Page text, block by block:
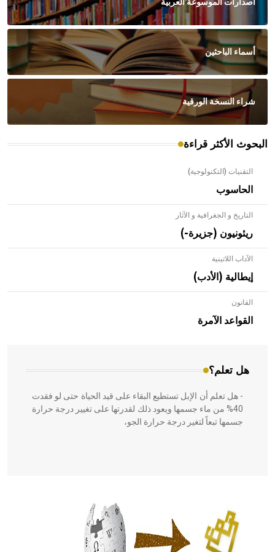
أسماء الباحثين
شراء النسخة الورقية
البحوث الأكثر قراءة
التقنيات (التكنولوجية)
الحاسوب
التاريخ و الجغرافية و الآثار
ريئونيون (جزيرة-)
الآداب اللاتينية
إيطالية (الأدب)
القانون
القواعد الآمرة
هل تعلم؟
- هل تعلم أن الأبلق نوع من الفنون الهندسية التي ارتبطت
بالعمارة الإسلامية في بلاد الشام ومصر خاصة، حيث يحرص
المعمار على بناء مداميكه وخاصة في الواجهات
- هل تعلم أن الإبل تستطيع البقاء على قيد الحياة حتى لو فقدت
40% من ماء جسمها ويعود ذلك لقدرتها على تغيير درجة حرارة
جسمها تبعاً لتغير درجة حرارة الجو،
الحكم، الأدلة، تنظيم التغذية، ورسالته في جروح الرأس. ويعود
له الفضل بأنه حرر الطب من الدين والفلسفة.